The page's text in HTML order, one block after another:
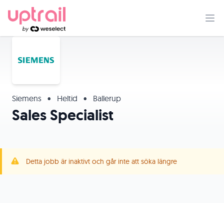
Siemens • Heltid • Ballerup
Sales Specialist
Detta jobb är inaktivt och går inte att söka längre